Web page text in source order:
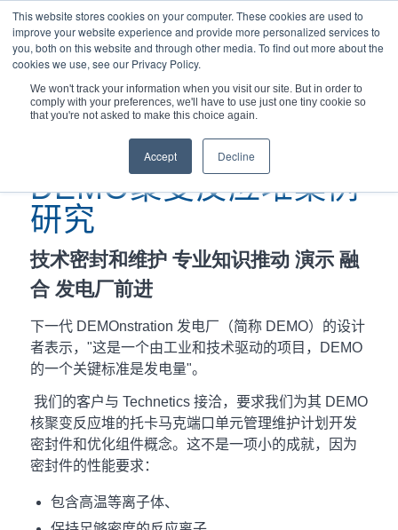
This website stores cookies on your computer. These cookies are used to
improve your website experience and provide more personalized services to
you, both on this website and through other media. To find out more about the
cookies we use, see our Privacy Policy.
We won't track your information when you visit our site. But in order to
comply with your preferences, we'll have to use just one tiny cookie so
that you're not asked to make this choice again.
Accept Decline
您现在的位置： 主页 / DEMO聚变反应堆案例研究
DEMO聚变反应堆案例
研究
技术密封和维护专业知识推动 演示 融
合 发电厂前进
下一代 DEMOnstration 发电厂（简称 DEMO）的设计
者表示，"这是一个由工业和技术驱动的项目，DEMO
的一个关键标准是发电量"。
我们的客户与 Technetics 接洽，要求我们为其 DEMO
核聚变反应堆的托卡马克端口单元管理维护计划开发
密封件和优化组件概念。这不是一项小的成就，因为
密封件的性能要求：
包含高温等离子体、